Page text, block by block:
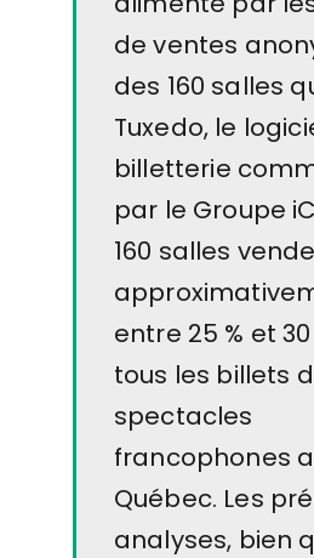
de ventes
des 160 salles
Tuxedo, le
billetterie
par le Groupe
160 salles
entre 25 % et
tous les billets
spectacles
francophones
Québec. Les
analyses, bien